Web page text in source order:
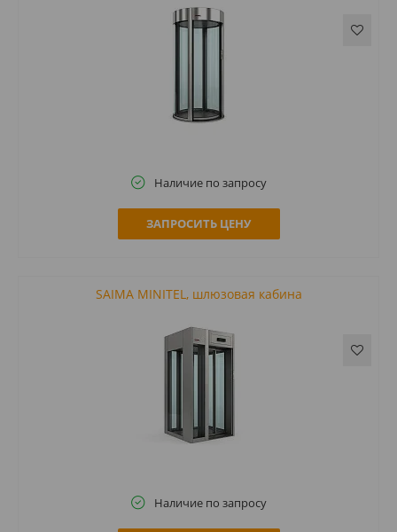
Наличие по запросу
ЗАПРОСИТЬ ЦЕНУ
SAIMA MINITEL, шлюзовая кабина
Наличие по запросу